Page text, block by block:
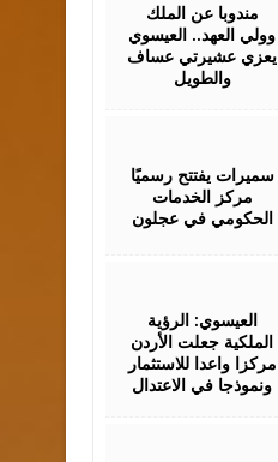
مندوبا عن الملك
وولي العهد.. العيسوي
يعزي عشيرتي عساف
والطويل
سميرات يفتتح رسميًا
مركز الخدمات
الحكومي في عجلون
2026
العيسوي: الرؤية
الملكية جعلت الأردن
مركزا واعدا للاستثمار
ونموذجا في الاعتدال